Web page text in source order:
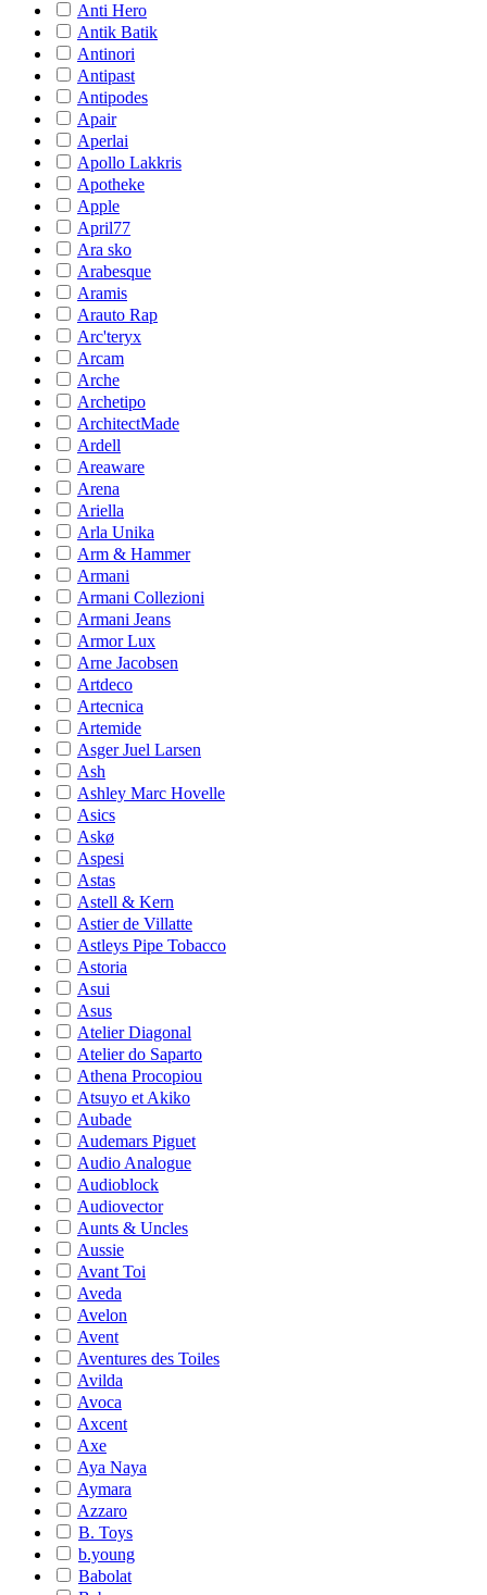
Anti Hero
Antik Batik
Antinori
Antipast
Antipodes
Apair
Aperlai
Apollo Lakkris
Apotheke
Apple
April77
Ara sko
Arabesque
Aramis
Arauto Rap
Arc'teryx
Arcam
Arche
Archetipo
ArchitectMade
Ardell
Areaware
Arena
Ariella
Arla Unika
Arm & Hammer
Armani
Armani Collezioni
Armani Jeans
Armor Lux
Arne Jacobsen
Artdeco
Artecnica
Artemide
Asger Juel Larsen
Ash
Ashley Marc Hovelle
Asics
Askø
Aspesi
Astas
Astell & Kern
Astier de Villatte
Astleys Pipe Tobacco
Astoria
Asui
Asus
Atelier Diagonal
Atelier do Saparto
Athena Procopiou
Atsuyo et Akiko
Aubade
Audemars Piguet
Audio Analogue
Audioblock
Audiovector
Aunts & Uncles
Aussie
Avant Toi
Aveda
Avelon
Avent
Aventures des Toiles
Avilda
Avoca
Axcent
Axe
Aya Naya
Aymara
Azzaro
B. Toys
b.young
Babolat